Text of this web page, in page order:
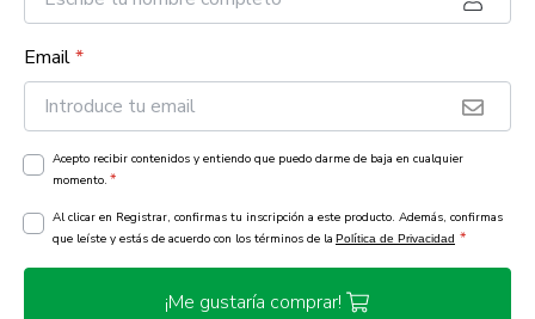
Email*
Acepto recibir contenidos y entiendo que puedo darme de baja en cualquier
momento. *
Al clicar en Registrar, confirmas tu inscripción a este producto. Además, confirmas
que leíste y estás de acuerdo con los términos de la Política de Privacidad *
¡Me gustaría comprar!